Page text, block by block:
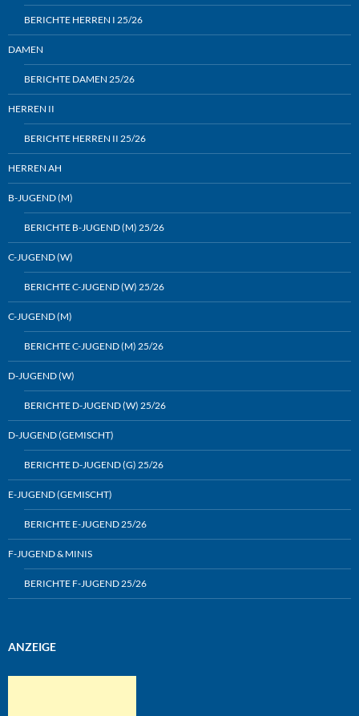
BERICHTE HERREN I 25/26
DAMEN
BERICHTE DAMEN 25/26
HERREN II
BERICHTE HERREN II 25/26
HERREN AH
B-JUGEND (M)
BERICHTE B-JUGEND (M) 25/26
C-JUGEND (W)
BERICHTE C-JUGEND (W) 25/26
C-JUGEND (M)
BERICHTE C-JUGEND (M) 25/26
D-JUGEND (W)
BERICHTE D-JUGEND (W) 25/26
D-JUGEND (GEMISCHT)
BERICHTE D-JUGEND (G) 25/26
E-JUGEND (GEMISCHT)
BERICHTE E-JUGEND 25/26
F-JUGEND & MINIS
BERICHTE F-JUGEND 25/26
ANZEIGE